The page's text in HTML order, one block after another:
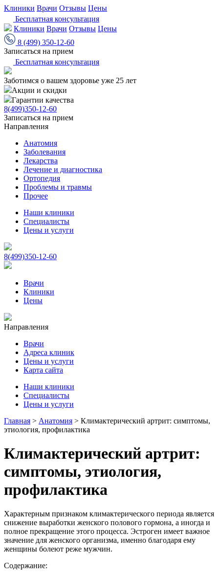
Клиники Врачи Отзывы Цены
Бесплатная консультация
Клиники Врачи Отзывы Цены
8 (499) 350-12-60
Записаться на прием
Бесплатная консультация
Заботимся о вашем здоровье уже 25 лет
Акции и скидки
Гарантии качества
8(499)350-12-60
Записаться на прием
Направления
Анатомия
Заболевания
Лекарства
Лечение и диагностика
Ортопедия
Проблемы и травмы
Прочее
Наши клиники
Специалисты
Цены и услуги
8(499)350-12-60
Врачи
Клиники
Цены
Направления
Врачи
Адреса клиник
Цены и услуги
Карта сайта
Наши клиники
Специалисты
Цены и услуги
Главная > Анатомия > Климактерический артрит: симптомы,
этиология, профилактика
Климактерический артрит:
симптомы, этиология,
профилактика
Характерным признаком климактерического периода является
снижение выработки женского полового гормона, а иногда и
полное прекращение этого процесса. Эстроген имеет важное
значение для женского организма, именно благодаря ему
женщины болеют реже мужчин.
Содержание: